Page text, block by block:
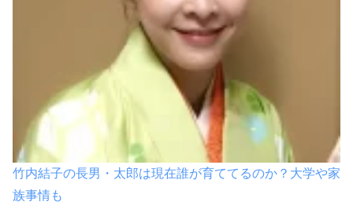
竹内結子の長男・太郎は現在誰が育ててるのか？大学や家
族事情も